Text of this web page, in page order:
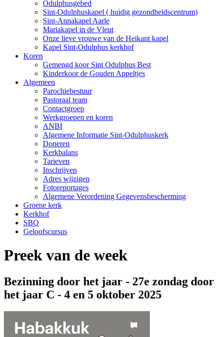
Odulphusgebed
Sint-Odulphuskapel ( huidig gezondheidscentrum)
Sint-Annakapel Aarle
Mariakapel in de Vleut
Onze lieve vrouwe van de Heikant kapel
Kapel Sint-Odulphus kerkhof
Koren
Gemengd koor Sint Odulphus Best
Kinderkoor de Gouden Appeltjes
Algemeen
Parochiebestuur
Pastoraal team
Contactgroep
Werkgroepen en koren
ANBI
Algemene Informatie Sint-Odulphuskerk
Doneren
Kerkbalans
Tarieven
Inschrijven
Adres wijzigen
Fotoreportages
Algemene Verordening Gegevensbescherming
Groene kerk
Kerkhof
SBO
Geloofscursus
Preek van de week
Bezinning door het jaar - 27e zondag door
het jaar C - 4 en 5 oktober 2025